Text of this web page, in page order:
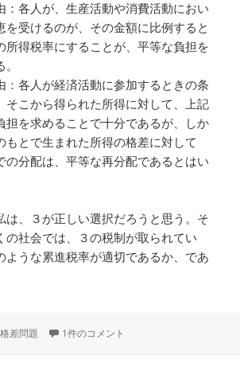
：各人が、生産活動や消費活動におい
を受けるのが、その金額に比例すると
所得税率にすることが、平等な負担を
：各人が経済活動に参加するときの条
そこから得られた所得に対して、上記
担を求めることで十分であるが、しか
もとで生まれた所得の格差に対して
の分配は、平等な再分配であるとはい
は、３が正しい選択だろうと思う。そ
の社会では、３の税制が取られてい
ような累進税率が適切であるか、であ
カ
格差問題 所得税の４つの課税方法 への
1件のコメント